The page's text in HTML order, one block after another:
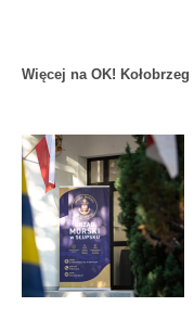
Więcej na OK! Kołobrzeg